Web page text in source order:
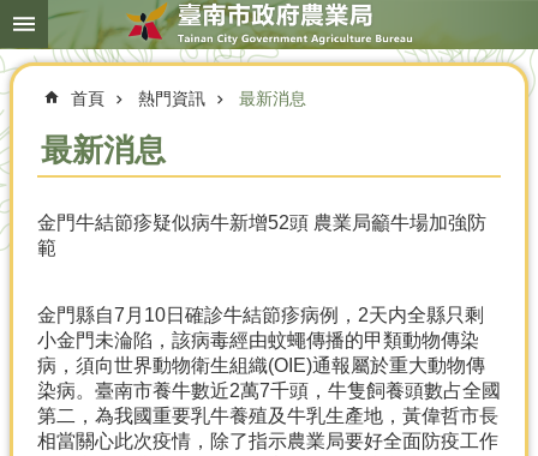
跳到主要內容區塊
搜
尋
進
本
局
農
業
概
況
首頁 熱門資訊 最新消息
最新消息
金門牛結節疹疑似病牛新增52頭 農業局籲牛場加強防
範
金門縣自7月10日確診牛結節疹病例，2天内全縣只剩
小金門未淪陷，該病毒經由蚊蠅傳播的甲類動物傳染
病，須向世界動物衛生組織(OIE)通報屬於重大動物傳
染病。臺南市養牛數近2萬7千頭，牛隻飼養頭數占全國
第二，為我國重要乳牛養殖及牛乳生產地，黃偉哲市長
相當關心此次疫情，除了指示農業局要好全面防疫工作